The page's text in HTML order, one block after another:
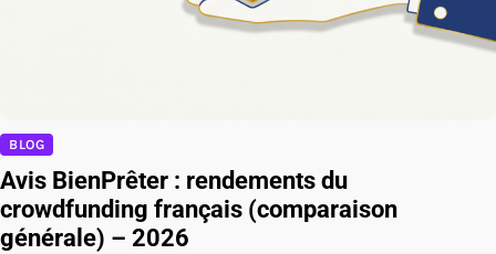
BLOG
Avis BienPrêter : rendements du
crowdfunding français (comparaison
générale) – 2026